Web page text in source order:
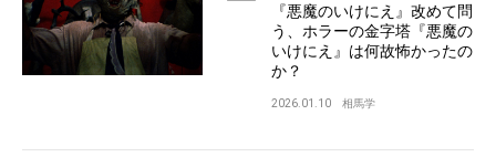
『悪魔のいけにえ』改めて問
う、ホラーの金字塔『悪魔の
いけにえ』は何故怖かったの
か？
2026.01.10 相馬学